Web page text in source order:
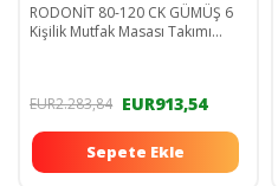
RODONİT 80-120 CK GÜMÜŞ 6
Kişilik Mutfak Masası Takımı
EUR2.283,84 EUR913,54
Sepete Ekle